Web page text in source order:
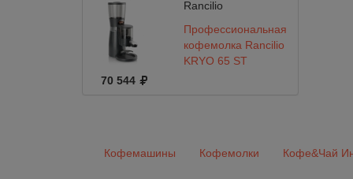
Rancilio
Профессиональная
кофемолка Rancilio
KRYO 65 ST
70 544
Кофемашины Кофемолки Кофе&Чай